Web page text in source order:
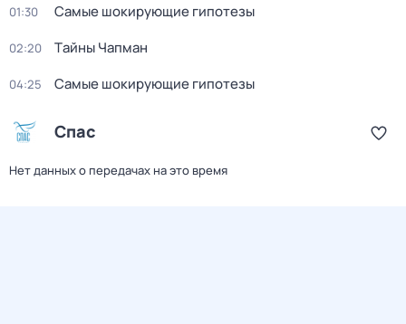
01:30 Самые шoкиpующие гипотезы
02:20 Тaйны Чапман
04:25 Самые шoкиpующие гипотезы
Спас
Нет данных о передачах на это время